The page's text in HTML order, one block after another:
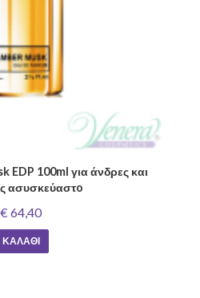
EDP 100ml για άνδρες και
ασυσκεύαστo
€ 64,40
ΚΑΛΆΘΙ